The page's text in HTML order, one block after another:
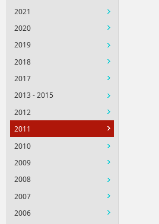
2021
2020
2019
2018
2017
2013 - 2015
2012
2011
2010
2009
2008
2007
2006